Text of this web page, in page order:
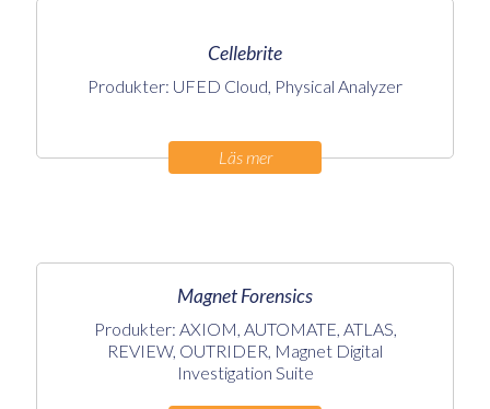
Cellebrite
Produkter: UFED Cloud, Physical Analyzer
Läs mer
Magnet Forensics
Produkter: AXIOM, AUTOMATE, ATLAS,
REVIEW, OUTRIDER, Magnet Digital
Investigation Suite